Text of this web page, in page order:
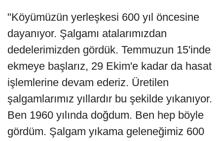
"Köyümüzün yerleşkesi 600 yıl öncesine
dayanıyor. Şalgamı atalarımızdan
dedelerimizden gördük. Temmuzun 15'inde
ekmeye başlarız, 29 Ekim'e kadar da hasat
işlemlerine devam ederiz. Üretilen
şalgamlarımız yıllardır bu şekilde yıkanıyor.
Ben 1960 yılında doğdum. Ben hep böyle
gördüm. Şalgam yıkama geleneğimiz 600